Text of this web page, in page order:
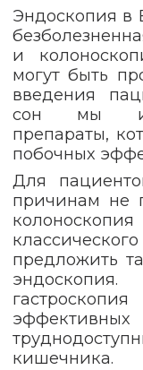
Эндоскопия в
и
могут быть
введения
сон мы
препараты,
побочных
Для
причинам не
предложить
кишечника.